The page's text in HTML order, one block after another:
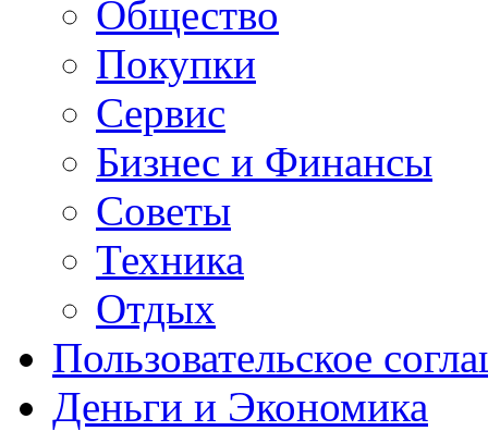
Общество
Покупки
Сервис
Бизнес и Финансы
Советы
Техника
Отдых
Пользовательское
Деньги и Экономика